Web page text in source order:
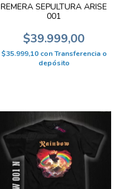
REMERA SEPULTURA ARISE
001
$39.999,00
$35.999,10 con Transferencia o
depósito